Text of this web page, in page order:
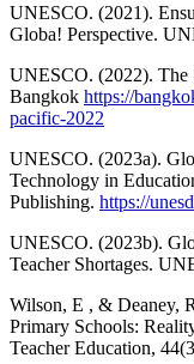
UNESCO. (2021).
Globa! Perspective.
UNESCO. (2022). The
Bangkok https://
pacific-2022
UNESCO. (2023a).
Technology in
Publishing. https://
UNESCO. (2023b).
Teacher Shortages.
Wilson, E , & Deaney,
Primary Schools:
Teacher Education,